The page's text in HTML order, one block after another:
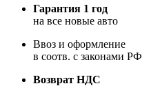
Гарантия 1 год
на все новые авто
Ввоз и оформление
в соотв. с законами РФ
Возврат НДС